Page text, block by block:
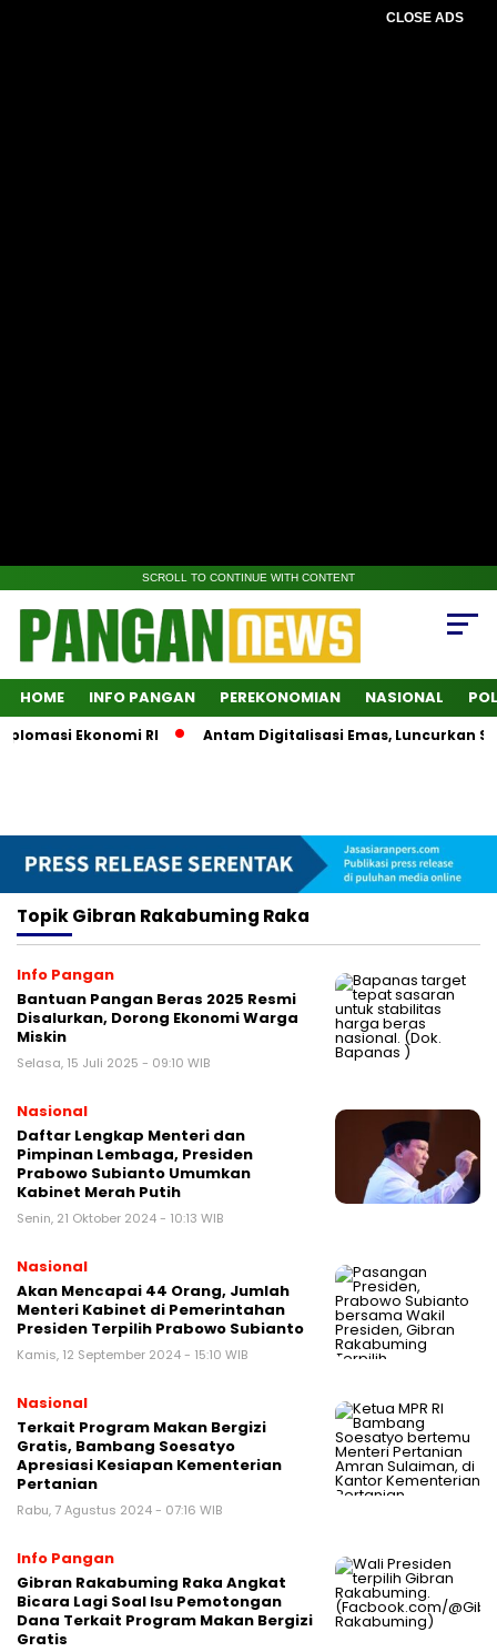
CLOSE ADS
SCROLL TO CONTINUE WITH CONTENT
HOME INFO PANGAN PEREKONOMIAN NASIONAL
Ekonomi RI Antam Digitalisasi Emas, Luncurkan
TopikGibran Rakabuming Raka
Info Pangan
Bantuan Pangan Beras 2025 Resmi
Disalurkan, Dorong Ekonomi Warga
Miskin
Selasa, 15 Juli 2025 - 09:10 WIB
Nasional
Daftar Lengkap Menteri dan
Pimpinan Lembaga, Presiden
Prabowo Subianto Umumkan
Kabinet Merah Putih
Senin, 21 Oktober 2024 - 10:13 WIB
Nasional
Akan Mencapai 44 Orang, Jumlah
Menteri Kabinet di Pemerintahan
Presiden Terpilih Prabowo Subianto ​​
Kamis, 12 September 2024 - 15:10 WIB
Nasional
Terkait Program Makan Bergizi
Gratis, Bambang Soesatyo
Apresiasi Kesiapan Kementerian
Pertanian
Rabu, 7 Agustus 2024 - 07:16 WIB
Info Pangan
Gibran Rakabuming Raka Angkat
Bicara Lagi Soal Isu Pemotongan
Dana Terkait Program Makan Bergizi
Gratis